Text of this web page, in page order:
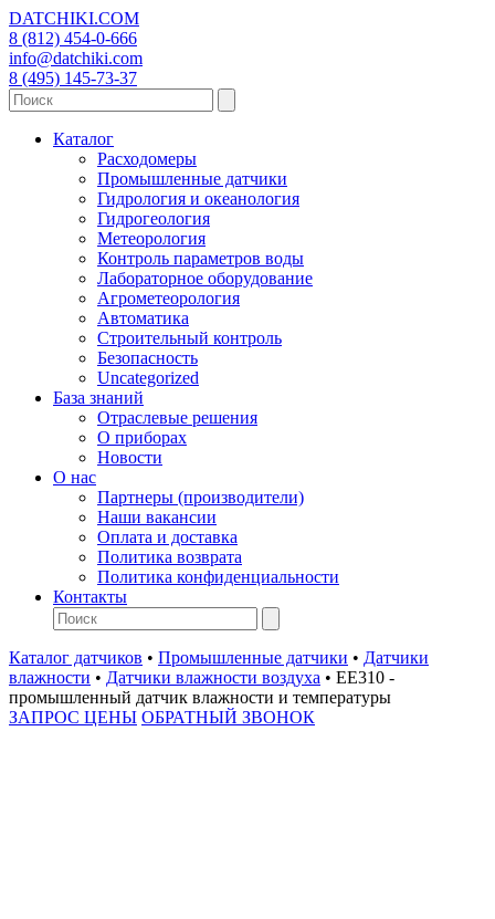
DATCHIKI.COM
8 (812) 454-0-666
info@datchiki.com
8 (495) 145-73-37
Каталог
Расходомеры
Промышленные датчики
Гидрология и океанология
Гидрогеология
Метеорология
Контроль параметров воды
Лабораторное оборудование
Агрометеорология
Автоматика
Строительный контроль
Безопасность
Uncategorized
База знаний
Отраслевые решения
О приборах
Новости
О нас
Партнеры (производители)
Наши вакансии
Оплата и доставка
Политика возврата
Политика конфиденциальности
Контакты
Каталог датчиков • Промышленные датчики • Датчики
влажности • Датчики влажности воздуха • EE310 -
промышленный датчик влажности и температуры
ЗАПРОС ЦЕНЫ ОБРАТНЫЙ ЗВОНОК